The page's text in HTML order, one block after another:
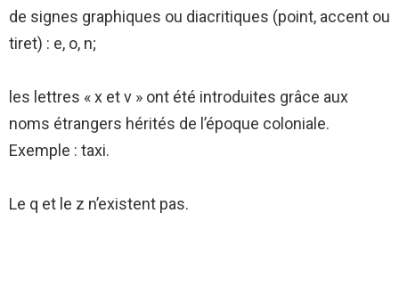
de signes graphiques ou diacritiques (point, accent ou
tiret) : e, o, n;
les lettres « x et v » ont été introduites grâce aux
noms étrangers hérités de l’époque coloniale.
Exemple : taxi.
Le q et le z n’existent pas.